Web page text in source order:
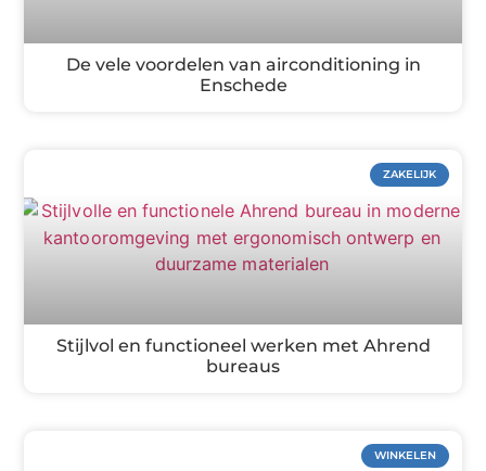
De vele voordelen van airconditioning in
Enschede
ZAKELIJK
Stijlvol en functioneel werken met Ahrend
bureaus
WINKELEN